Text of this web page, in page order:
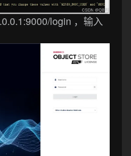
login ，输入